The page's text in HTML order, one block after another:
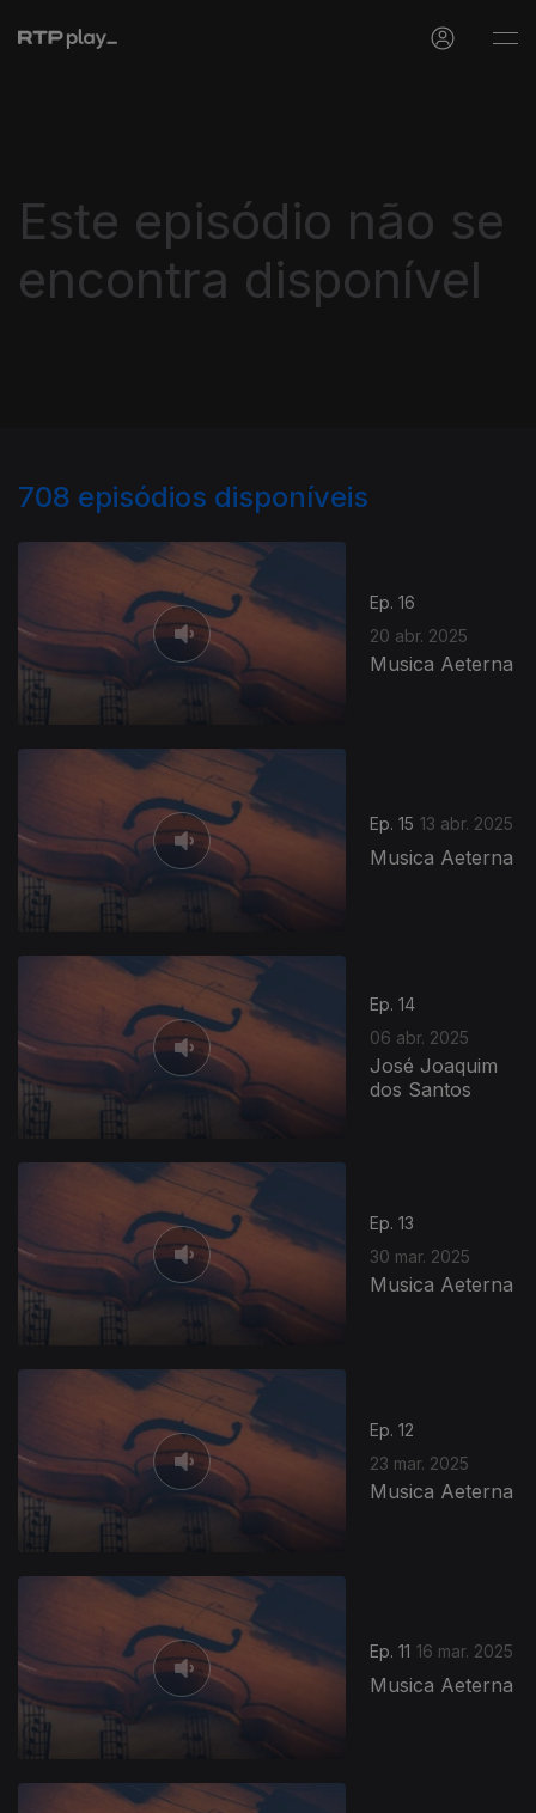
Este episódio não se
encontra disponível
708 episódios disponíveis
Ep. 16
20 abr. 2025
Musica Aeterna
Ep. 15 13 abr. 2025
Musica Aeterna
Ep. 14
06 abr. 2025
José Joaquim
dos Santos
Ep. 13
30 mar. 2025
Musica Aeterna
Ep. 12
23 mar. 2025
Musica Aeterna
Ep. 11 16 mar. 2025
Musica Aeterna